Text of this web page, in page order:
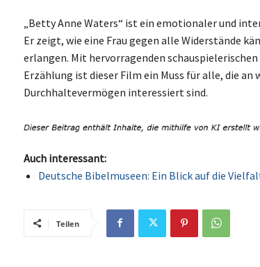
„Betty Anne Waters“ ist ein emotionaler und
Er zeigt, wie eine Frau gegen alle Widerstände
erlangen. Mit hervorragenden
Erzählung ist dieser Film ein Muss für alle, die an
Durchhaltevermögen interessiert sind.
Auch interessant:
Deutsche Bibelmuseen: Ein Blick auf die
Teilen